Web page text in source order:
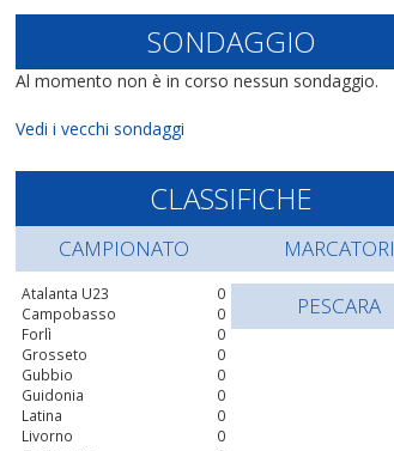
SONDAGGIO
Al momento non è in corso nessun sondaggio.
Vedi i vecchi sondaggi
CLASSIFICHE
CAMPIONATO
0
Atalanta U23
0
Campobasso
0
Forlì
0
Grosseto
0
Gubbio
0
Guidonia
0
Latina
0
Livorno
MARCATORI
PESCARA